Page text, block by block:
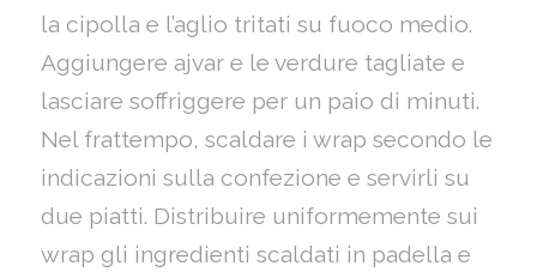
la cipolla e l’aglio tritati su fuoco medio.
Aggiungere ajvar e le verdure tagliate e
lasciare soffriggere per un paio di minuti.
Nel frattempo, scaldare i wrap secondo le
indicazioni sulla confezione e servirli su
due piatti. Distribuire uniformemente sui
wrap gli ingredienti scaldati in padella e